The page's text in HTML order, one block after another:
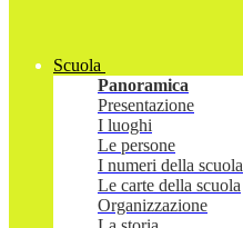
Scuola
Panoramica
Presentazione
I luoghi
Le persone
I numeri della scuola
Le carte della scuola
Organizzazione